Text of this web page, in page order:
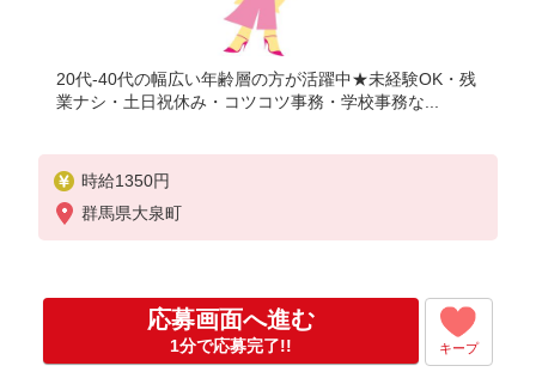
20代-40代の幅広い年齢層の方が活躍中★未経験OK・残
業ナシ・土日祝休み・コツコツ事務・学校事務な...
時給1350円
群馬県大泉町
応募画面へ進む
1分で応募完了!! キープ